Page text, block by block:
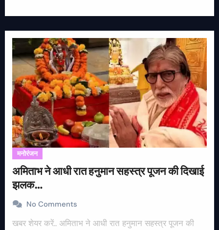
मनोरंजन
अमिताभ ने आधी रात हनुमान सहस्त्र पूजन की दिखाई
झलक…
No Comments
खबर शेयर करें.. अमिताभ ने आधी रात हनुमान सहस्त्र पूजन की